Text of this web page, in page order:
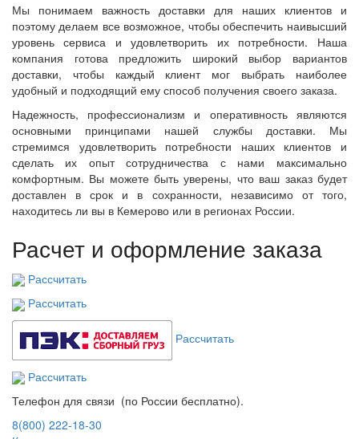
Мы понимаем важность доставки для наших клиентов и
поэтому делаем все возможное, чтобы обеспечить наивысший
уровень сервиса и удовлетворить их потребности. Наша
компания готова предложить широкий выбор вариантов
доставки, чтобы каждый клиент мог выбрать наиболее
удобный и подходящий ему способ получения своего заказа.
Надежность, профессионализм и оперативность являются
основными принципами нашей службы доставки. Мы
стремимся удовлетворить потребности наших клиентов и
сделать их опыт сотрудничества с нами максимально
комфортным. Вы можете быть уверены, что ваш заказ будет
доставлен в срок и в сохранности, независимо от того,
находитесь ли вы в Кемерово или в регионах России.
Расчет и оформление заказа
Рассчитать
Рассчитать
Рассчитать
Рассчитать
Телефон для связи (по России бесплатно).
8(800) 222-18-30